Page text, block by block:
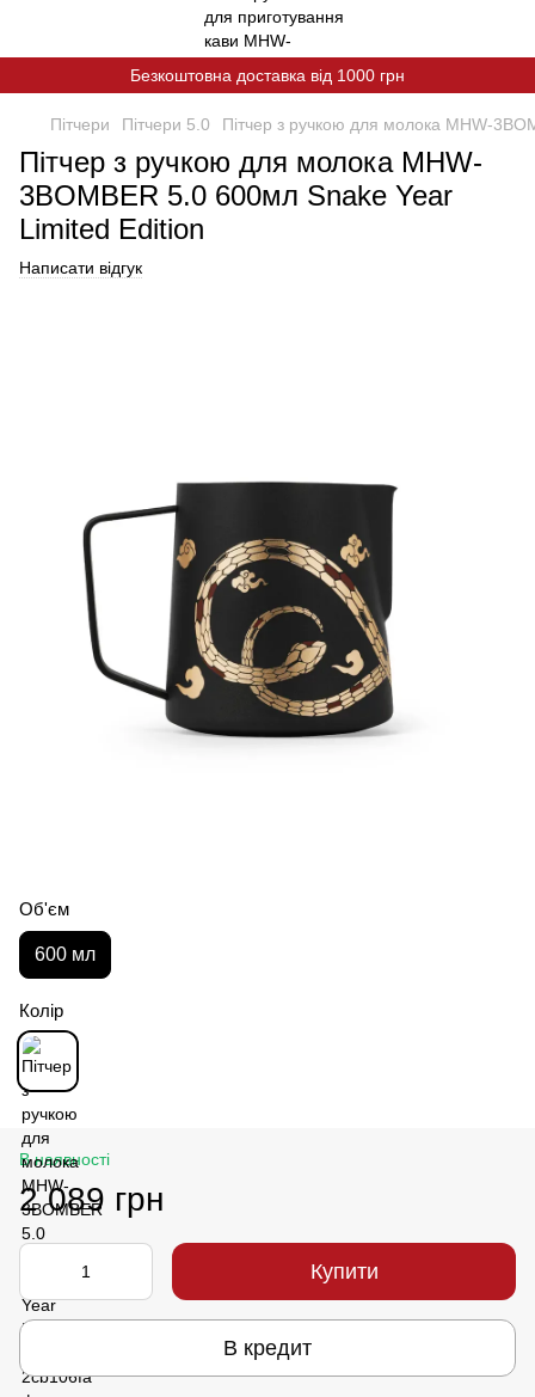
Безкоштовна доставка від 1000 грн
Пітчери Пітчери 5.0 Пітчер з ручкою для молока MHW-
Пітчер з ручкою для молока MHW-
3BOMBER 5.0 600мл Snake Year
Limited Edition
Написати відгук
Об'єм
600 мл
Колір
В наявності
2 089 грн
Купити
В кредит